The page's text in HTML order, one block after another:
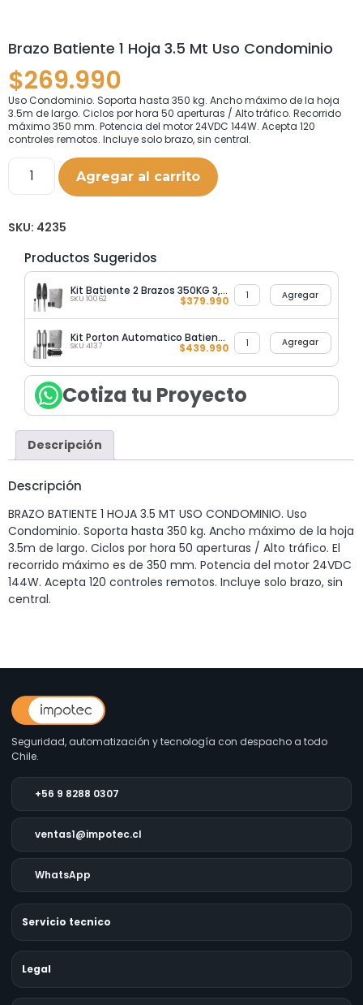
Brazo Batiente 1 Hoja 3.5 Mt Uso Condominio
$269.990
Uso Condominio. Soporta hasta 350 kg. Ancho máximo de la hoja
3.5m de largo. Ciclos por hora 50 aperturas / Alto tráfico. Recorrido
máximo 350 mm. Potencia del motor 24VDC 144W. Acepta 120
controles remotos. Incluye solo brazo, sin central.
Agregar al carrito
SKU: 4235
Productos Sugeridos
Kit Batiente 2 Brazos 350KG 3,5MT Electromecánico Ultra Smart
SKU 10062 $379.990 Agregar
Kit Porton Automatico Batientes 2 Hojas 200KG 2.5MT + Cerradura
SKU 4137 $439.990 Agregar
Cotiza tu Proyecto
Descripción
Descripción
BRAZO BATIENTE 1 HOJA 3.5 MT USO CONDOMINIO. Uso
Condominio. Soporta hasta 350 kg. Ancho máximo de la hoja
3.5m de largo. Ciclos por hora 50 aperturas / Alto tráfico. El
recorrido máximo es de 350 mm. Potencia del motor 24VDC
144W. Acepta 120 controles remotos. Incluye solo brazo, sin
central.
Seguridad, automatización y tecnología con despacho a todo
Chile.
+56 9 8288 0307
ventas1@impotec.cl
WhatsApp
Servicio tecnico
Legal